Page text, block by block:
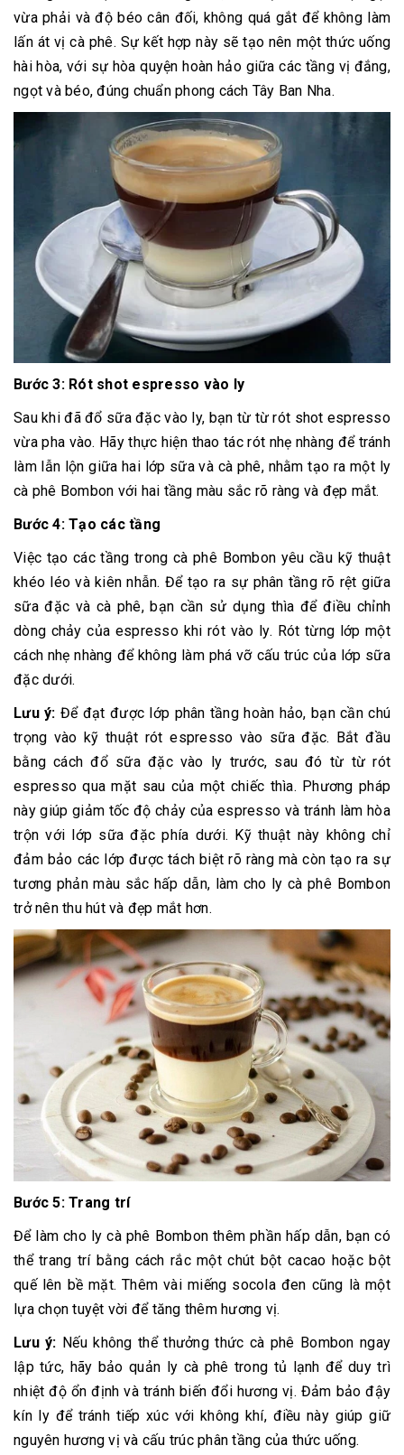
vừa phải và độ béo cân đối, không quá gắt để không làm
lấn át vị cà phê. Sự kết hợp này sẽ tạo nên một thức uống
hài hòa, với sự hòa quyện hoàn hảo giữa các tầng vị đắng,
ngọt và béo, đúng chuẩn phong cách Tây Ban Nha.
Bước 3: Rót shot espresso vào ly
Sau khi đã đổ sữa đặc vào ly, bạn từ từ rót shot espresso
vừa pha vào. Hãy thực hiện thao tác rót nhẹ nhàng để tránh
làm lẫn lộn giữa hai lớp sữa và cà phê, nhằm tạo ra một ly
cà phê Bombon với hai tầng màu sắc rõ ràng và đẹp mắt.
Bước 4: Tạo các tầng
Việc tạo các tầng trong cà phê Bombon yêu cầu kỹ thuật
khéo léo và kiên nhẫn. Để tạo ra sự phân tầng rõ rệt giữa
sữa đặc và cà phê, bạn cần sử dụng thìa để điều chỉnh
dòng chảy của espresso khi rót vào ly. Rót từng lớp một
cách nhẹ nhàng để không làm phá vỡ cấu trúc của lớp sữa
đặc dưới.
Lưu ý: Để đạt được lớp phân tầng hoàn hảo, bạn cần chú
trọng vào kỹ thuật rót espresso vào sữa đặc. Bắt đầu
bằng cách đổ sữa đặc vào ly trước, sau đó từ từ rót
espresso qua mặt sau của một chiếc thìa. Phương pháp
này giúp giảm tốc độ chảy của espresso và tránh làm hòa
trộn với lớp sữa đặc phía dưới. Kỹ thuật này không chỉ
đảm bảo các lớp được tách biệt rõ ràng mà còn tạo ra sự
tương phản màu sắc hấp dẫn, làm cho ly cà phê Bombon
trở nên thu hút và đẹp mắt hơn.
Bước 5: Trang trí
Để làm cho ly cà phê Bombon thêm phần hấp dẫn, bạn có
thể trang trí bằng cách rắc một chút bột cacao hoặc bột
quế lên bề mặt. Thêm vài miếng socola đen cũng là một
lựa chọn tuyệt vời để tăng thêm hương vị.
Lưu ý: Nếu không thể thưởng thức cà phê Bombon ngay
lập tức, hãy bảo quản ly cà phê trong tủ lạnh để duy trì
nhiệt độ ổn định và tránh biến đổi hương vị. Đảm bảo đậy
kín ly để tránh tiếp xúc với không khí, điều này giúp giữ
nguyên hương vị và cấu trúc phân tầng của thức uống.